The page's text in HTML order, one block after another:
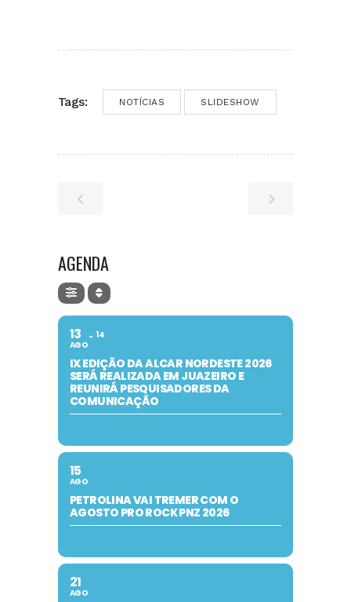
Tags: NOTÍCIAS SLIDESHOW
AGENDA
13
AGO
14
IX EDIÇÃO DA ALCAR NORDESTE 2026
SERÁ REALIZADA EM JUAZEIRO E
REUNIRÁ PESQUISADORES DA
COMUNICAÇÃO
15
AGO
PETROLINA VAI TREMER COM O
AGOSTO PRO ROCK PNZ 2026
21
AGO